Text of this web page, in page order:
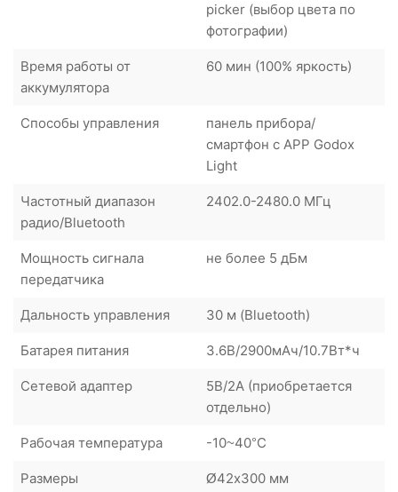
picker (выбор цвета по
фотографии)
Время работы от
аккумулятора
60 мин (100% яркость)
Способы управления
панель прибора/
смартфон с APP Godox
Light
Частотный диапазон
радио/Bluetooth
2402.0-2480.0 МГц
Мощность сигнала
передатчика
не более 5 дБм
Дальность управления 30 м (Bluetooth)
Батарея питания 3.6В/2900мАч/10.7Вт*ч
Сетевой адаптер
5В/2A (приобретается
отдельно)
Рабочая температура -10~40°C
Размеры Ø42х300 мм